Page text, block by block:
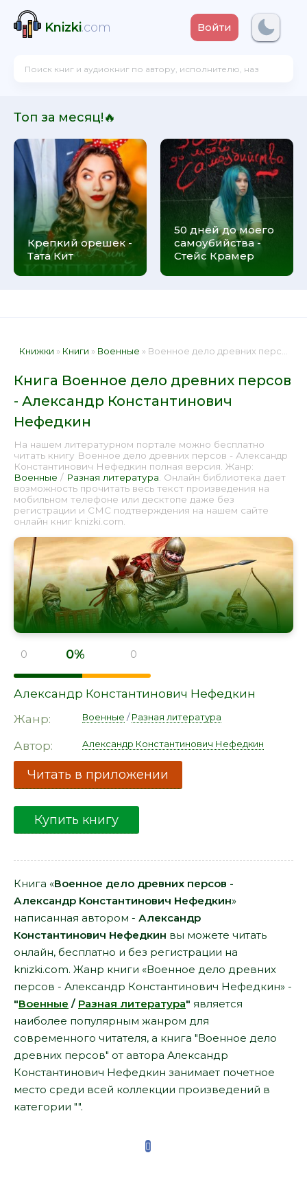
Knizki.com Войти
Топ за месяц!🔥
Крепкий орешек -
Тата Кит
50 дней до моего
самоубийства -
Стейс Крамер
Книжки » Книги » Военные » Военное дело древних персов - Александр Константинович Нефедкин 📕 - Книга онлайн бесплатно
Книга Военное дело древних персов
- Александр Константинович
Нефедкин
На нашем литературном портале можно бесплатно
читать книгу Военное дело древних персов - Александр
Константинович Нефедкин полная версия. Жанр:
Военные / Разная литература . Онлайн библиотека дает
возможность прочитать весь текст произведения на
мобильном телефоне или десктопе даже без
регистрации и СМС подтверждения на нашем сайте
онлайн книг knizki.com.
0 0% 0
Александр Константинович Нефедкин
Жанр:
Военные /Разная литература
Автор: Александр Константинович Нефедкин
Читать в приложении
Купить книгу
Книга «Военное дело древних персов -
Александр Константинович Нефедкин»
написанная автором - Александр
Константинович Нефедкин вы можете читать
онлайн, бесплатно и без регистрации на
knizki.com. Жанр книги «Военное дело древних
персов - Александр Константинович Нефедкин» -
"Военные / Разная литература" является
наиболее популярным жанром для
современного читателя, а книга "Военное дело
древних персов" от автора Александр
Константинович Нефедкин занимает почетное
место среди всей коллекции произведений в
категории "".